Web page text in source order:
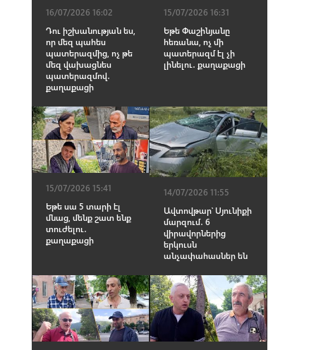
16/07/2026 16:02
Դու իշխանության ես,
որ մեզ պահես
պատերազմից, ոչ թե
մեզ վախացնես
պատերազմով․
քաղաքացի
15/07/2026 16:31
Եթե Փաշինյանը
հեռանա, ոչ մի
պատերազմ էլ չի
լինելու․ քաղաքացի
15/07/2026 15:41
Եթե սա 5 տարի էլ
մնաց, մենք շատ ենք
տուժելու․
քաղաքացի
14/07/2026 11:55
Ավտովթար՝ Սյունիքի
մարզում․ 6
վիրավորներից
երկուսն
անչափահասներ են